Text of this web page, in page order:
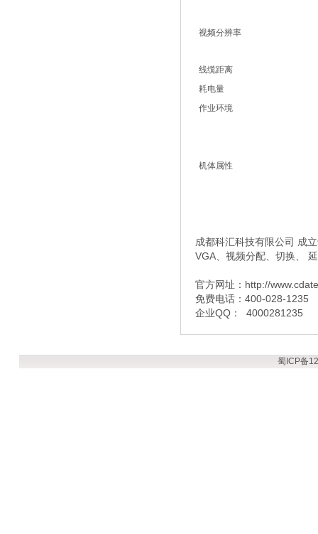
视频分辨率
线缆距离
耗电量
作业环境
机体属性
成都科汇科技有限公司 成
VGA、视频分配、切换、
官方网址：http://
免费电话：400-028-1235
企业QQ： 4000281235
蜀ICP备